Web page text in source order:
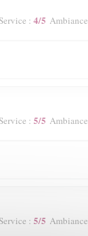
Service : 4/5 Ambiance
Service : 5/5 Ambiance
: 5/5 Ambiance